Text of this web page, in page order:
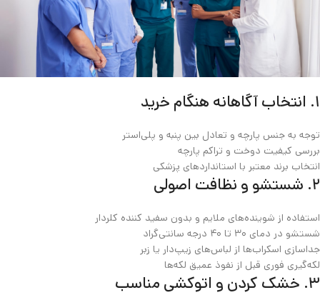
۱. انتخاب آگاهانه هنگام خرید
توجه به جنس پارچه و تعادل بین پنبه و پلی‌استر
بررسی کیفیت دوخت و تراکم پارچه
انتخاب برند معتبر با استانداردهای پزشکی
۲. شستشو و نظافت اصولی
استفاده از شوینده‌های ملایم و بدون سفید کننده کلردار
شستشو در دمای ۳۰ تا ۴۰ درجه سانتی‌گراد
جداسازی اسکراب‌ها از لباس‌های زیپ‌دار یا زبر
لکه‌گیری فوری قبل از نفوذ عمیق لکه‌ها
۳. خشک‌ کردن و اتوکشی مناسب